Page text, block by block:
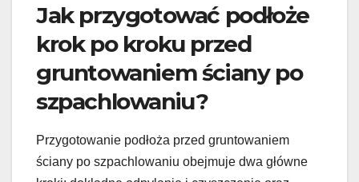
Jak przygotować podłoże
krok po kroku przed
gruntowaniem ściany po
szpachlowaniu?
Przygotowanie podłoża przed gruntowaniem
ściany po szpachlowaniu obejmuje dwa główne